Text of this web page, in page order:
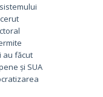
au făcut
și SUA